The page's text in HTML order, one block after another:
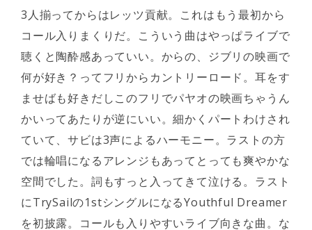
3人揃ってからはレッツ貢献。これはもう最初から
コール入りまくりだ。こういう曲はやっぱライブで
聴くと陶酔感あっていい。からの、ジブリの映画で
何が好き？ってフリからカントリーロード。耳をす
ませばも好きだしこのフリでパヤオの映画ちゃうん
かいってあたりが逆にいい。細かくパートわけされ
ていて、サビは3声によるハーモニー。ラストの方
では輪唱になるアレンジもあってとっても爽やかな
空間でした。詞もすっと入ってきて泣ける。ラスト
にTrySailの1stシングルになるYouthful Dreamer
を初披露。コールも入りやすいライブ向きな曲。な